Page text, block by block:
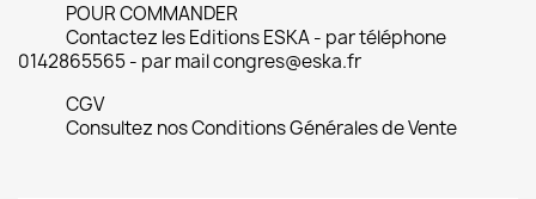
POUR COMMANDER
Contactez les Editions ESKA - par téléphone
0142865565 - par mail congres@eska.fr
CGV
Consultez nos Conditions Générales de Vente